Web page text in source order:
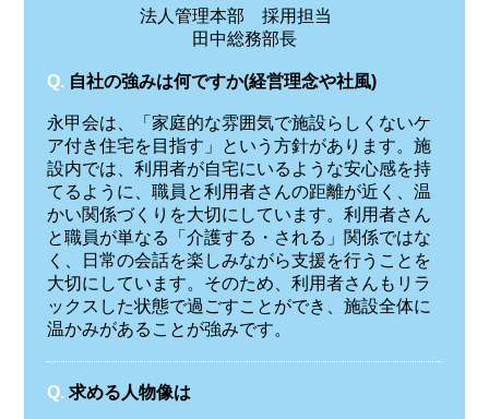
法人管理本部 採用担当
田中総務部長
Q. 自社の強みは何ですか(経営理念や社風)
永甲会は、「家庭的な雰囲気で施設らしくないケ
ア付き住宅を目指す」という方針があります。施
設内では、利用者が自宅にいるような安心感を持
てるように、職員と利用者さんの距離が近く、温
かい関係づくりを大切にしています。利用者さん
と職員が単なる「介護する・される」関係ではな
く、日常の会話を楽しみながら支援を行うことを
大切にしています。そのため、利用者さんもリラ
ックスした状態で過ごすことができ、施設全体に
温かみがあることが強みです。
Q. 求める人物像は